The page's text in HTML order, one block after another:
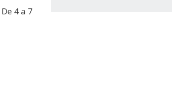
4 a 7